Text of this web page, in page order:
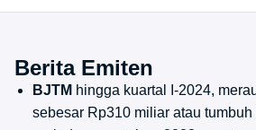
Berita Emiten
BJTM hingga kuartal I-2024,
sebesar Rp310 miliar atau